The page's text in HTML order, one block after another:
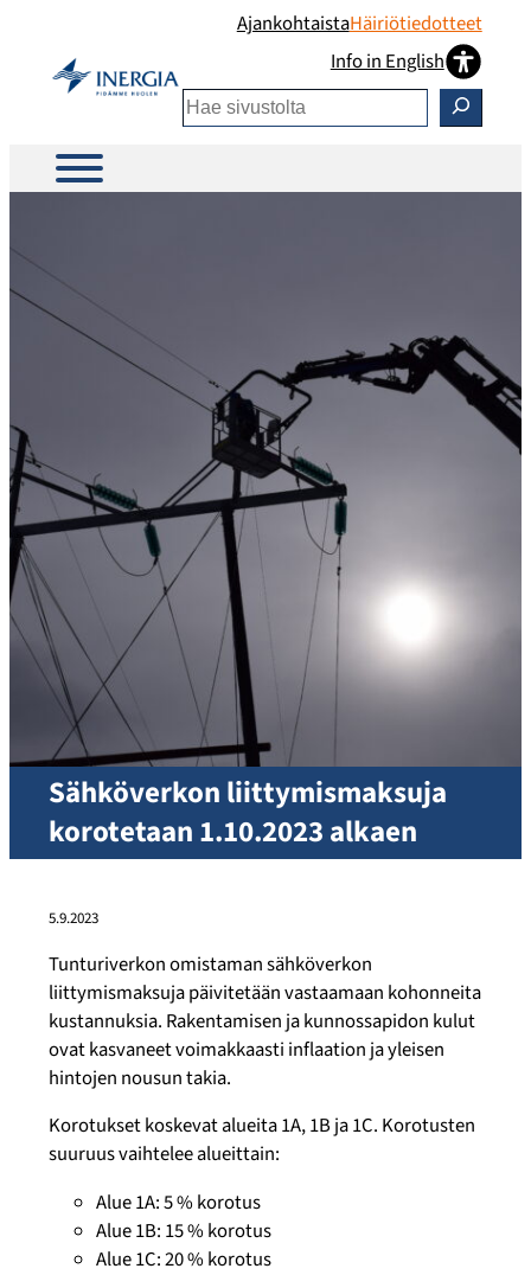
AjankohtaistaHäiriötiedotteet
Info in English
Etsi
Sähköverkon liittymismaksuja
korotetaan 1.10.2023 alkaen
5.9.2023
Tunturiverkon omistaman sähköverkon
liittymismaksuja päivitetään vastaamaan kohonneita
kustannuksia. Rakentamisen ja kunnossapidon kulut
ovat kasvaneet voimakkaasti inflaation ja yleisen
hintojen nousun takia.
Korotukset koskevat alueita 1A, 1B ja 1C. Korotusten
suuruus vaihtelee alueittain:
Alue 1A: 5 % korotus
Alue 1B: 15 % korotus
Alue 1C: 20 % korotus